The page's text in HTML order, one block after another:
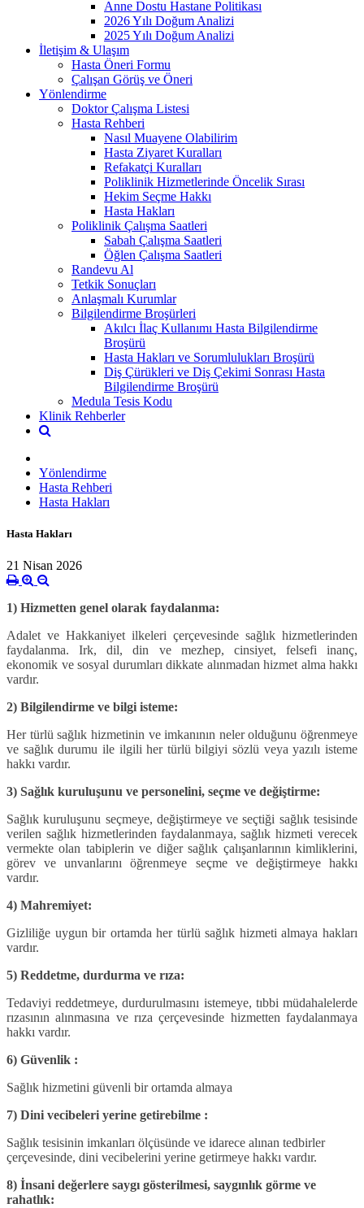
Anne Dostu Hastane Politikası
2026 Yılı Doğum Analizi
2025 Yılı Doğum Analizi
İletişim & Ulaşım
Hasta Öneri Formu
Çalışan Görüş ve Öneri
Yönlendirme
Doktor Çalışma Listesi
Hasta Rehberi
Nasıl Muayene Olabilirim
Hasta Ziyaret Kuralları
Refakatçi Kuralları
Poliklinik Hizmetlerinde Öncelik Sırası
Hekim Seçme Hakkı
Hasta Hakları
Poliklinik Çalışma Saatleri
Sabah Çalışma Saatleri
Öğlen Çalışma Saatleri
Randevu Al
Tetkik Sonuçları
Anlaşmalı Kurumlar
Bilgilendirme Broşürleri
Akılcı İlaç Kullanımı Hasta Bilgilendirme
Broşürü
Hasta Hakları ve Sorumlulukları Broşürü
Diş Çürükleri ve Diş Çekimi Sonrası Hasta
Bilgilendirme Broşürü
Medula Tesis Kodu
Klinik Rehberler
Yönlendirme
Hasta Rehberi
Hasta Hakları
Hasta Hakları
21 Nisan 2026
1) Hizmetten genel olarak faydalanma:
Adalet ve Hakkaniyet ilkeleri çerçevesinde sağlık hizmetlerinden
faydalanma. Irk, dil, din ve mezhep, cinsiyet, felsefi inanç,
ekonomik ve sosyal durumları dikkate alınmadan hizmet alma hakkı
vardır.
2) Bilgilendirme ve bilgi isteme:
Her türlü sağlık hizmetinin ve imkanının neler olduğunu öğrenmeye
ve sağlık durumu ile ilgili her türlü bilgiyi sözlü veya yazılı isteme
hakkı vardır.
3) Sağlık kuruluşunu ve personelini, seçme ve değiştirme:
Sağlık kuruluşunu seçmeye, değiştirmeye ve seçtiği sağlık tesisinde
verilen sağlık hizmetlerinden faydalanmaya, sağlık hizmeti verecek
vermekte olan tabiplerin ve diğer sağlık çalışanlarının kimliklerini,
görev ve unvanlarını öğrenmeye seçme ve değiştirmeye hakkı
vardır.
4) Mahremiyet:
Gizliliğe uygun bir ortamda her türlü sağlık hizmeti almaya hakları
vardır.
5) Reddetme, durdurma ve rıza:
Tedaviyi reddetmeye, durdurulmasını istemeye, tıbbi müdahalelerde
rızasının alınmasına ve rıza çerçevesinde hizmetten faydalanmaya
hakkı vardır.
6) Güvenlik :
Sağlık hizmetini güvenli bir ortamda almaya
7) Dini vecibeleri yerine getirebilme :
Sağlık tesisinin imkanları ölçüsünde ve idarece alınan tedbirler
çerçevesinde, dini vecibelerini yerine getirmeye hakkı vardır.
8) İnsani değerlere saygı gösterilmesi, saygınlık görme ve
rahatlık: